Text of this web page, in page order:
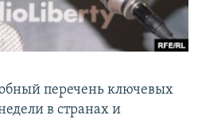
перечень ключевых
в странах и